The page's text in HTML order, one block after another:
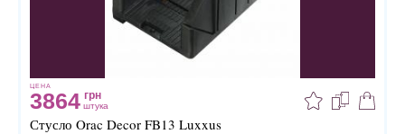
ЦЕНА
3864 грн
штука
Стусло Orac Decor FB13 Luxxus